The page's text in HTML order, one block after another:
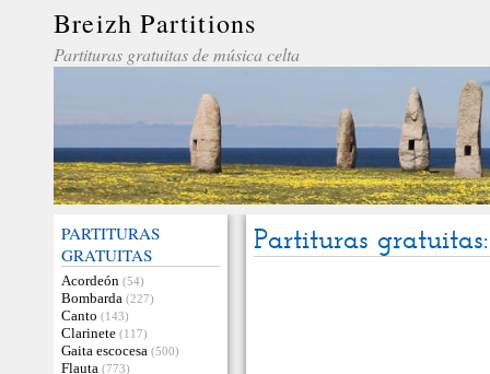
Breizh Partitions
Partituras gratuitas de música celta
PARTITURAS
GRATUITAS
Acordeón (54)
Bombarda (227)
Canto (143)
Clarinete (117)
Gaita escocesa (500)
Flauta (773)
Partituras